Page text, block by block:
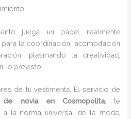
juega un papel realmente
la coordinación, acomodación
plasmando la creatividad,
lo previsto.
de tu vestimenta, El servicio de
novia en Cosmopolita, te
a la norma universal de la moda,